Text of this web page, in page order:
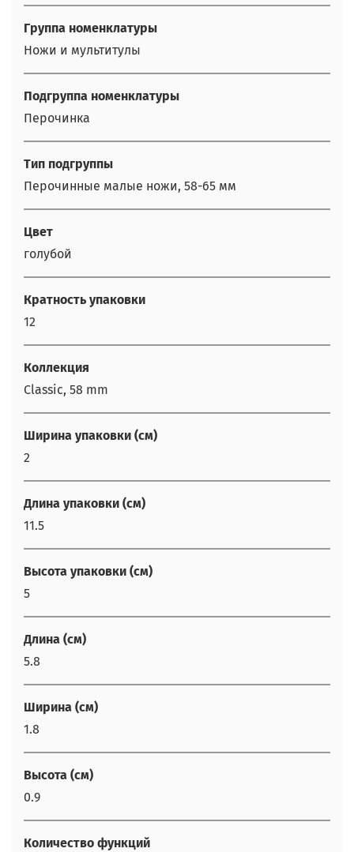
Группа номенклатуры
Ножи и мультитулы
Подгруппа номенклатуры
Перочинка
Тип подгруппы
Перочинные малые ножи, 58-65 мм
Цвет
голубой
Кратность упаковки
12
Коллекция
Classic, 58 mm
Ширина упаковки (см)
2
Длина упаковки (см)
11.5
Высота упаковки (см)
5
Длина (см)
5.8
Ширина (см)
1.8
Высота (см)
0.9
Количество функций